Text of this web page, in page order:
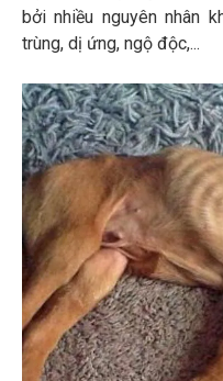
bởi nhiều nguyên nhân
trùng, dị ứng, ngộ độc,...